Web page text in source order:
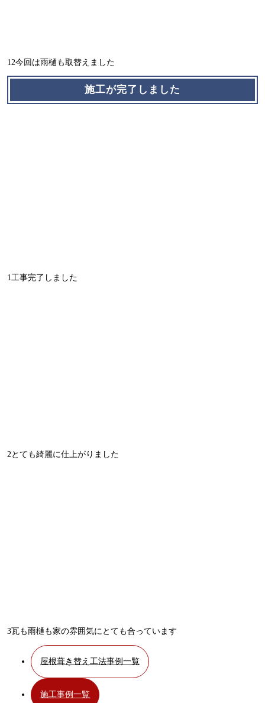
12今回は雨樋も取替えました
施工が完了しました
1工事完了しました
2とても綺麗に仕上がりました
3瓦も雨樋も家の雰囲気にとても合っています
屋根葺き替え工法事例一覧
施工事例一覧